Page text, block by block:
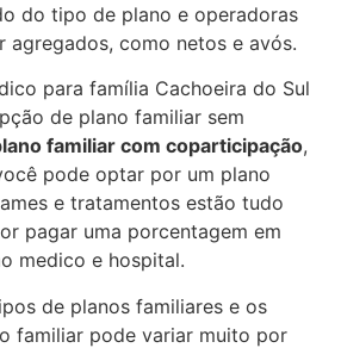
do tipo de plano e operadoras
agregados, como netos e avós.
para família Cachoeira do Sul
de plano familiar sem
familiar com coparticipação,
pode optar por um plano
e tratamentos estão tudo
pagar uma porcentagem em
medico e hospital.
de planos familiares e os
familiar pode variar muito por